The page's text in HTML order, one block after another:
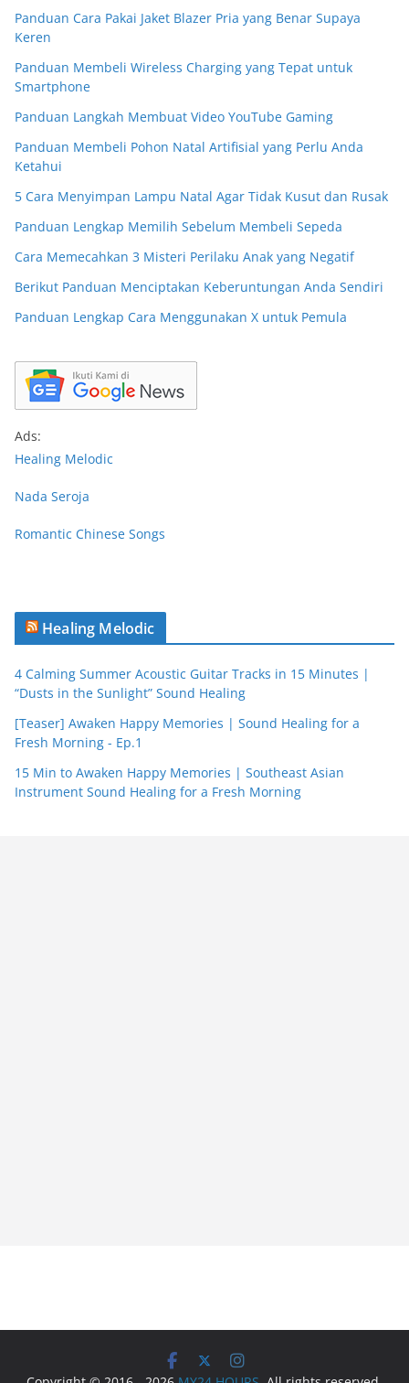
Panduan Cara Pakai Jaket Blazer Pria yang Benar Supaya
Keren
Panduan Membeli Wireless Charging yang Tepat untuk
Smartphone
Panduan Langkah Membuat Video YouTube Gaming
Panduan Membeli Pohon Natal Artifisial yang Perlu Anda
Ketahui
5 Cara Menyimpan Lampu Natal Agar Tidak Kusut dan Rusak
Panduan Lengkap Memilih Sebelum Membeli Sepeda
Cara Memecahkan 3 Misteri Perilaku Anak yang Negatif
Berikut Panduan Menciptakan Keberuntungan Anda Sendiri
Panduan Lengkap Cara Menggunakan X untuk Pemula
Ads:
Healing Melodic
Nada Seroja
Romantic Chinese Songs
Healing Melodic
4 Calming Summer Acoustic Guitar Tracks in 15 Minutes |
“Dusts in the Sunlight” Sound Healing
[Teaser] Awaken Happy Memories | Sound Healing for a
Fresh Morning - Ep.1
15 Min to Awaken Happy Memories | Southeast Asian
Instrument Sound Healing for a Fresh Morning